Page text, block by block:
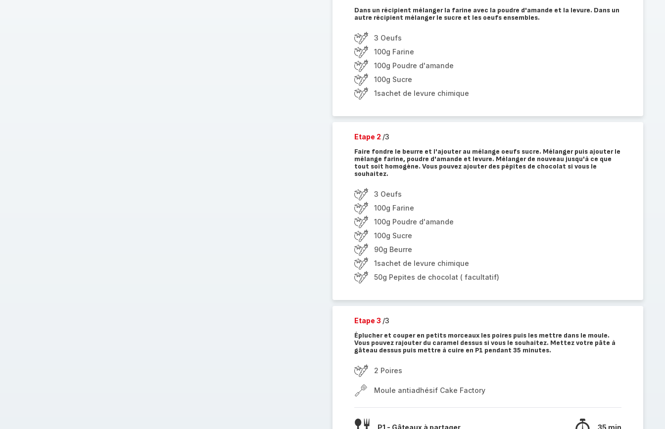
Dans un récipient mélanger la farine avec la poudre d'amande et la levure. Dans un
autre récipient mélanger le sucre et les oeufs ensembles.
3 Oeufs
100g Farine
100g Poudre d'amande
100g Sucre
1sachet de levure chimique
Etape 2 /3
Faire fondre le beurre et l'ajouter au mélange oeufs sucre. Mélanger puis ajouter le
mélange farine, poudre d'amande et levure. Mélanger de nouveau jusqu'à ce que
tout soit homogène. Vous pouvez ajouter des pépites de chocolat si vous le
souhaitez.
3 Oeufs
100g Farine
100g Poudre d'amande
100g Sucre
90g Beurre
1sachet de levure chimique
50g Pepites de chocolat ( facultatif)
Etape 3 /3
Éplucher et couper en petits morceaux les poires puis les mettre dans le moule.
Vous pouvez rajouter du caramel dessus si vous le souhaitez. Mettez votre pâte à
gâteau dessus puis mettre à cuire en P1 pendant 35 minutes.
2 Poires
Moule antiadhésif Cake Factory
P1 - Gâteaux à partager 35 min